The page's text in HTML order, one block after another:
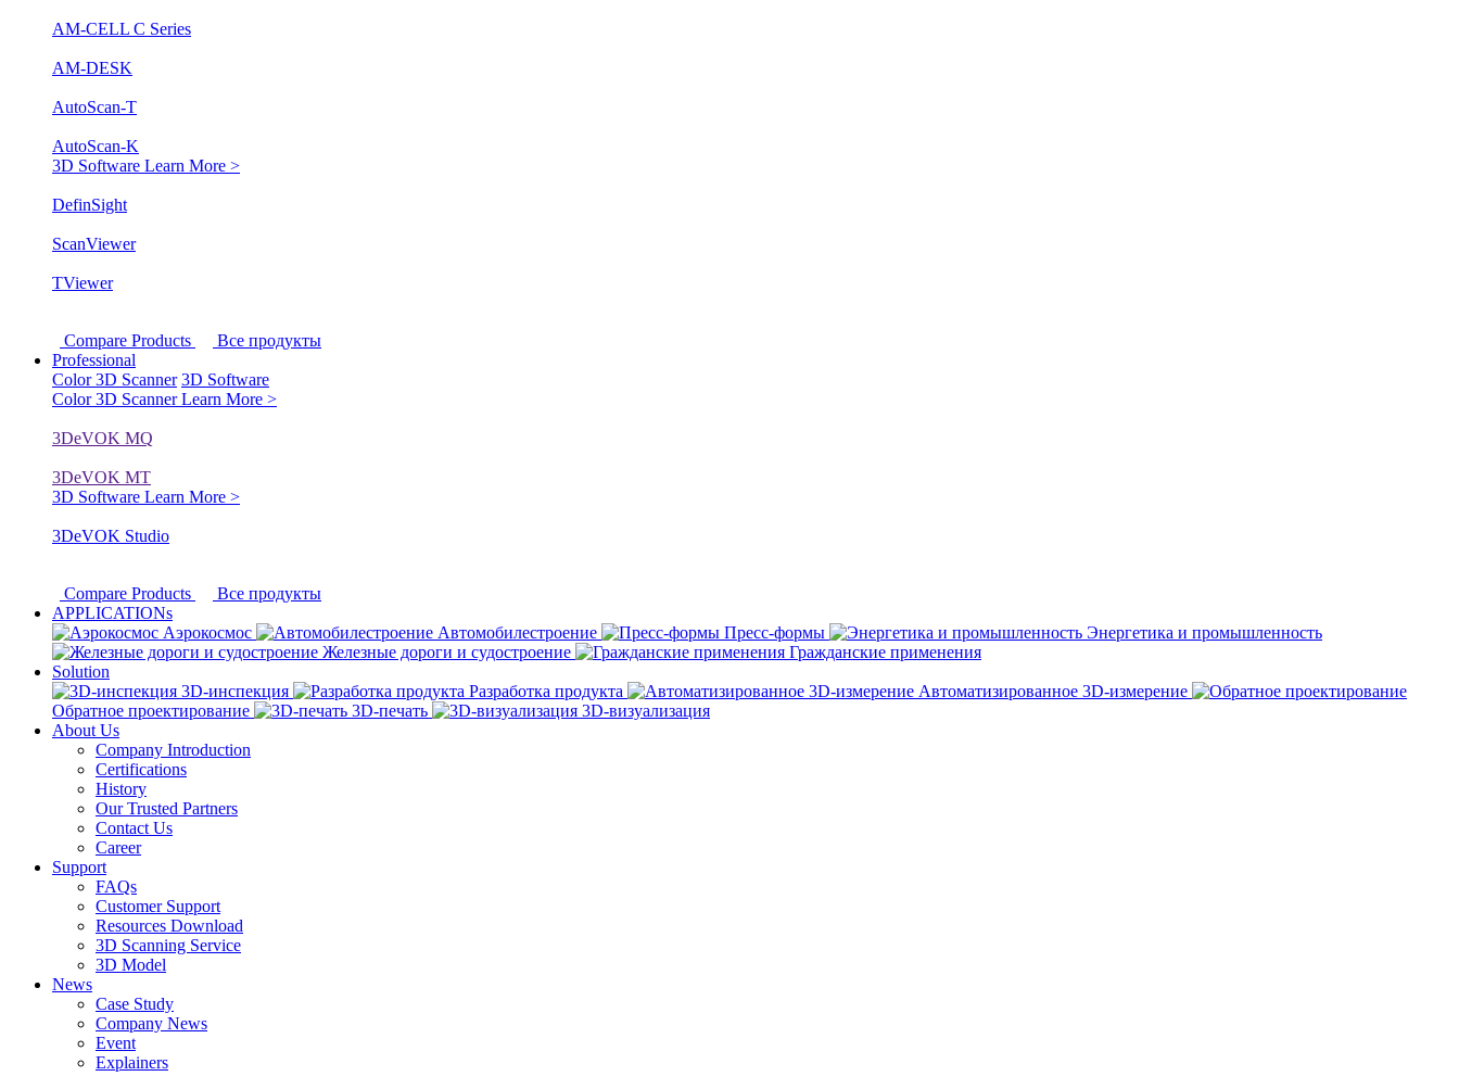
AM-CELL C Series
AM-DESK
AutoScan-T
AutoScan-K
3D Software Learn More >
DefinSight
ScanViewer
TViewer
Compare Products
Все продукты
Professional
Color 3D Scanner 3D Software
Color 3D ScannerLearn More >
3DeVOK MQ
3DeVOK MT
3D Software Learn More >
3DeVOK Studio
Compare Products
Все продукты
APPLICATIONs
Аэрокосмос
Автомобилестроение Пресс-формы
Энергетика и промышленность
Железные дороги и судостроение
Гражданские применения
Solution
3D-инспекция
Разработка продукта
Автоматизированное 3D-измерение
Обратное проектирование
3D-печать
3D-визуализация
About Us
Company Introduction
Certifications
History
Our Trusted Partners
Contact Us
Career
Support
FAQs
Customer Support
Resources Download
3D Scanning Service
3D Model
News
Case Study
Company News
Event
Explainers